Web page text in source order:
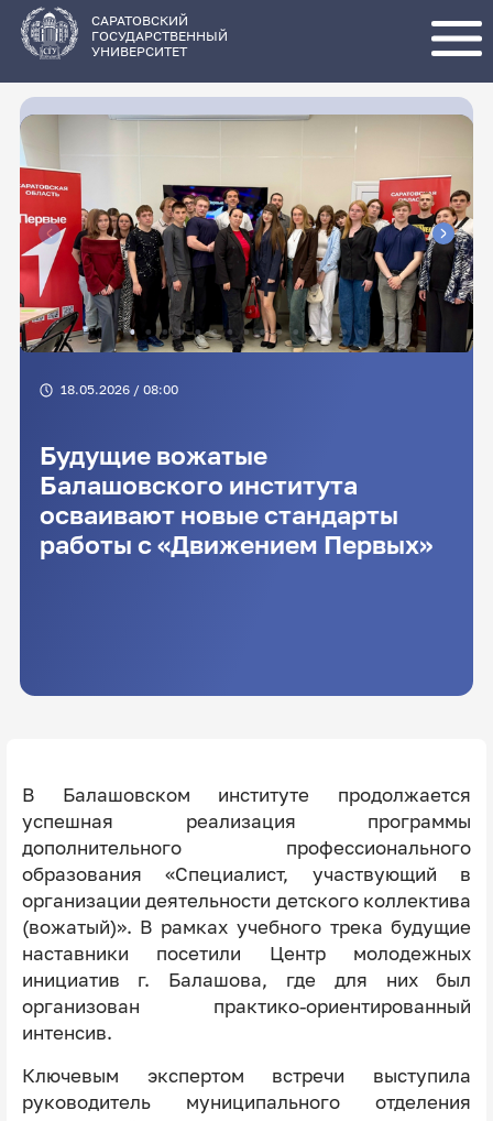
основному
содержанию
САРАТОВСКИЙ
ГОСУДАРСТВЕННЫЙ
УНИВЕРСИТЕТ
18.05.2026 / 08:00
Будущие вожатые
Балашовского института
осваивают новые стандарты
работы с «Движением Первых»
В Балашовском институте продолжается
успешная реализация программы
дополнительного профессионального
образования «Специалист, участвующий в
организации деятельности детского коллектива
(вожатый)». В рамках учебного трека будущие
наставники посетили Центр молодежных
инициатив г. Балашова, где для них был
организован практико-ориентированный
интенсив.
Ключевым экспертом встречи выступила
руководитель муниципального отделения